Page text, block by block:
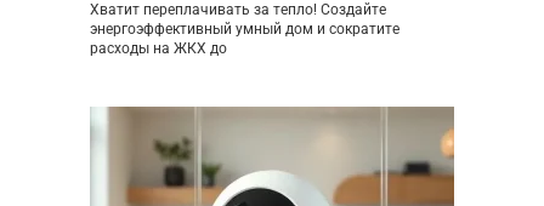
Хватит переплачивать за тепло! Создайте
энергоэффективный умный дом и сократите
расходы на ЖКХ до